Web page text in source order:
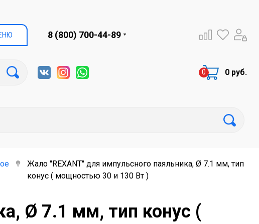
8 (800) 700-44-89
0 руб.
Жало "REXANT" для импульсного паяльника, Ø 7.1 мм, тип
конус ( мощностью 30 и 130 Вт )
Ø 7.1 мм, тип конус (